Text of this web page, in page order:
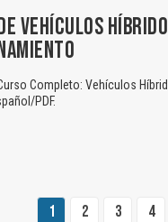
VEHÍCULOS
Completo: Vehículos
PDF.
1 2 3 4